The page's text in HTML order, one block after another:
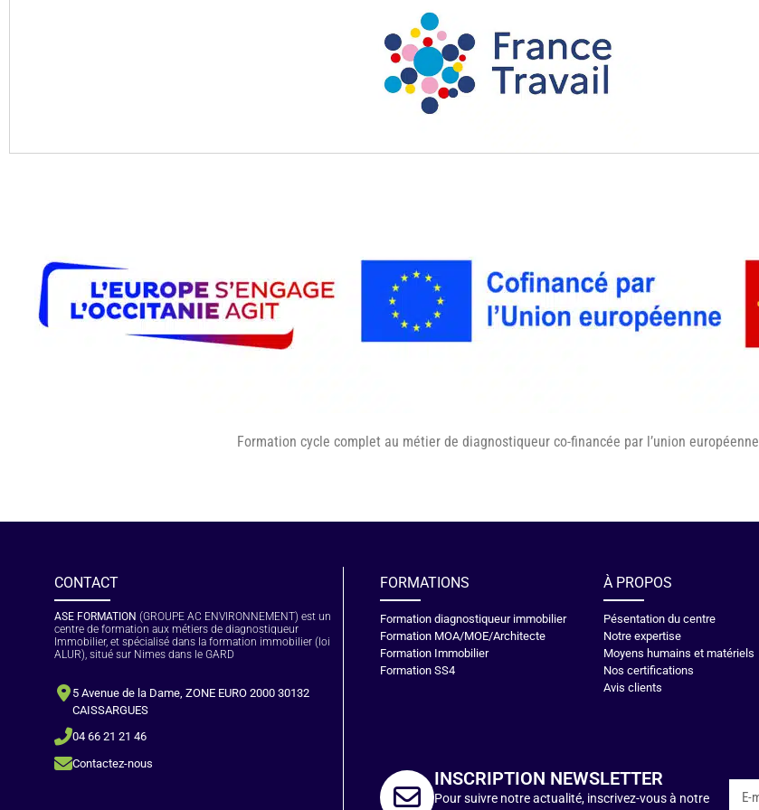
Formation cycle complet au métier de diagnostiqueur co-financée par l’union européenne
CONTACT
ASE FORMATION (GROUPE AC ENVIRONNEMENT) est un
centre de formation aux métiers de diagnostiqueur
Immobilier, et spécialisé dans la formation immobilier (loi
ALUR), situé sur Nimes dans le GARD
5 Avenue de la Dame, ZONE EURO 2000 30132
CAISSARGUES
04 66 21 21 46
Contactez-nous
FORMATIONS
Formation diagnostiqueur immobilier
Formation MOA/MOE/Architecte
Formation Immobilier
Formation SS4
À PROPOS
Pésentation du centre
Notre expertise
Moyens humains et matériels
Nos certifications
Avis clients
INSCRIPTION NEWSLETTER
Pour suivre notre actualité, inscrivez-vous à notre